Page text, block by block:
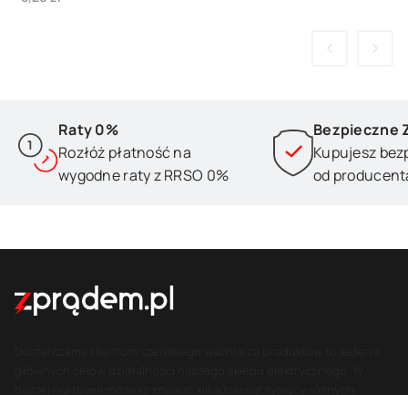
Raty 0%
Rozłóż płatność na
wygodne raty z RRSO 0%
Bezpieczne
Kupujesz
od